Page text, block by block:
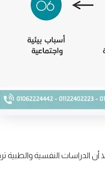
الدراسات النفسية